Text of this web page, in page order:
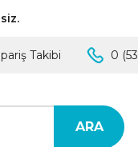
Takibi 0
ARA